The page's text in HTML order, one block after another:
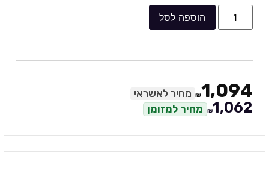
הוספה לסל
₪ 1,094 מחיר לאשראי
₪1,062 מחיר למזומן